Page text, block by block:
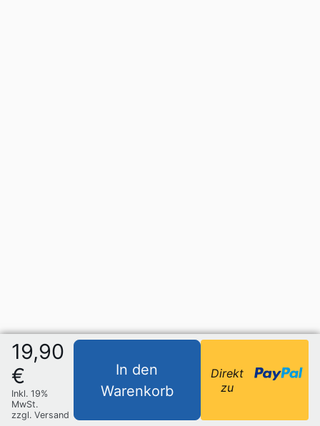
19,90
€
Inkl. 19%
MwSt.
zzgl. Versand
In den
Warenkorb
Direkt
zu